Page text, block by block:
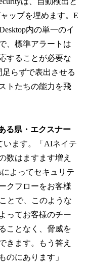
ップを埋めます。E
内の単一のイ
、標準アラートは
することが必要な
足らずで表出させる
トたちの能力を飛
る県・エクスナー
います。「AIネイテ
数はますます増え
よってセキュリテ
クフローをお客様
とで、このような
ってお客様のチー
ことなく、脅威を
きます。もう答え
のにあります」